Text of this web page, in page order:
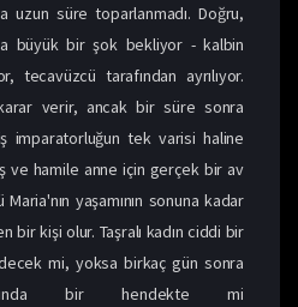
uzun süre toparlanmadı. Doğru,
büyük bir şok bekliyor - kalbin
tecavüzcü tarafından ayrılıyor.
verir, ancak bir süre sonra
imparatorluğun tek varisi haline
ve hamile anne için gerçek bir av
yaşamının sonuna kadar
bir kişi olur. Taşralı kadın ciddi bir
mi, yoksa birkaç gün sonra
bir hendekte mi